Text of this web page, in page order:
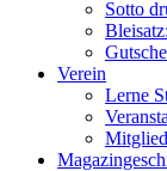
Sotto
Verein
Lerne